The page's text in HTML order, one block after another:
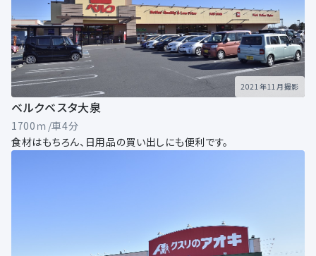
2021年11月撮影
ベルクベスタ大泉
1700ｍ/車4分
食材はもちろん、日用品の買い出しにも便利です。